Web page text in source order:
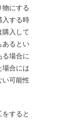
にする
入する時
購入して
あるとい
場合に
場合には
い可能性
すると